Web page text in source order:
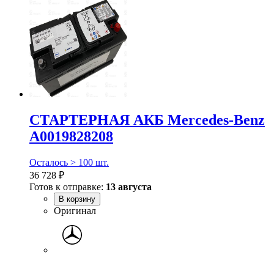
СТАРТЕРНАЯ АКБ Mercedes-Benz
A0019828208
Осталось > 100 шт.
36 728 ₽
Готов к отправке: 13 августа
В корзину
Оригинал